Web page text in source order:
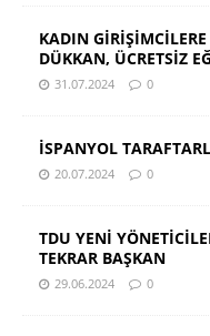
KADIN
DÜKKAN, ÜCRETSİZ
31.07.2024 0
İSPANYOL
20.07.2024 0
TDU YENİ
TEKRAR BAŞKAN
29.06.2024 0